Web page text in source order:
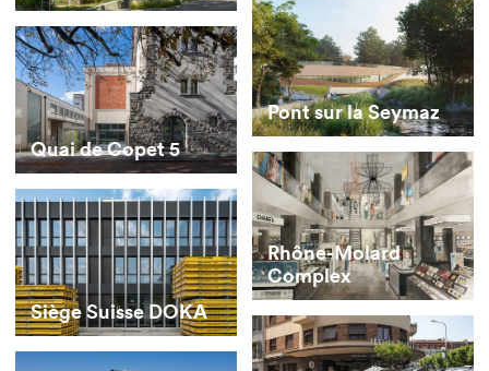
Pont sur la Seymaz
Quai de Copet 5
Rhône-Molard
Complex
Siège Suisse DOKA